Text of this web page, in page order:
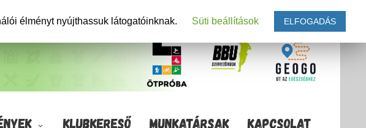
KLUBKERESŐ MUNKATÁRSAK KAPCSOLAT
élményt nyújthassuk látogatóinknak. Süti beállítások ELFOGADÁS